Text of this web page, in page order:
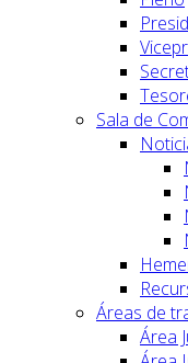
Sala de
Áreas de
Área